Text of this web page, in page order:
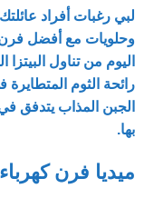
لبي رغبات أفراد
وحلويات مع أفضل
اليوم من تناول
رائحة الثوم
الجبن المذاب يتدفق
بها.
ميديا فرن